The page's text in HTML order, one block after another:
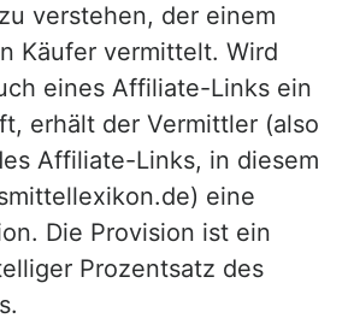
verstehen, der einem
Käufer vermittelt. Wird
eines Affiliate-Links ein
erhält der Vermittler (also
Affiliate-Links, in diesem
eine
Die Provision ist ein
Prozentsatz des